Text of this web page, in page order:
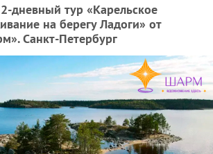
дневный тур «Карельское
на берегу Ладоги» от
Санкт-Петербург